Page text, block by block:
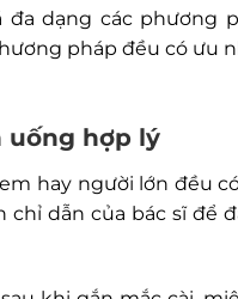
đa dạng các phương
pháp đều có ưu
uống hợp lý
hay người lớn đều
chỉ dẫn của bác sĩ để